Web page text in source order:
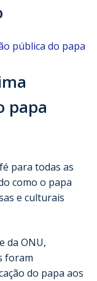
papa
para todas as
como o papa
e culturais
da ONU,
foram
do papa aos